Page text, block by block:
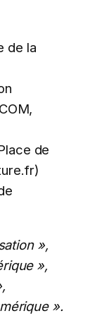
de la
de
»,
»,
».